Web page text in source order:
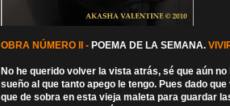
OBRA NÚMERO II - POEMA DE LA SEMANA.
No he querido volver la vista atrás, sé que aún
sueño al que tanto apego le tengo. Pues dado
que de sobra en esta vieja maleta para guardar